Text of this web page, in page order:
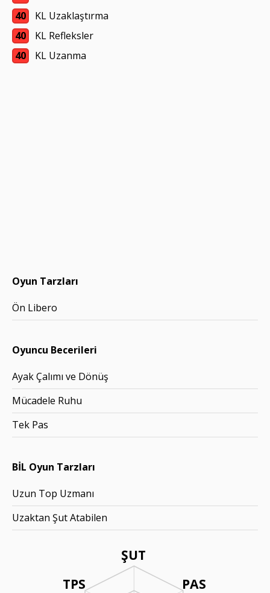
ŞUT
PAS
TPS
40
KL Uzaklaştırma
40
KL Refleksler
40
KL Uzanma
Oyun Tarzları
Ön Libero
Oyuncu Becerileri
Ayak Çalımı ve Dönüş
Mücadele Ruhu
Tek Pas
BİL Oyun Tarzları
Uzun Top Uzmanı
Uzaktan Şut Atabilen